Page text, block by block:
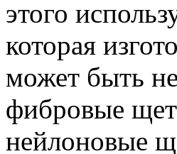
этого
которая
может быть
фибровые
нейлоновые